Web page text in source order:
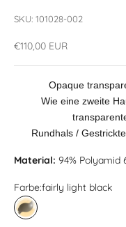
SKU: 101028-002
Angebot
€110,00 EUR
Opaque
Wie eine zweite
Rundhals /
Material: 94% Polyamid
Farbe:fairly light black
fairly light black